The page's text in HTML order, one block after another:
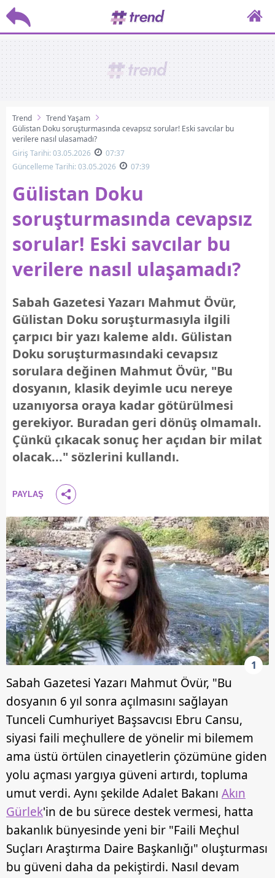
Trend
Trend Yaşam
Gülistan Doku soruşturmasında cevapsız sorular! Eski savcılar bu
verilere nasıl ulaşamadı?
Giriş Tarihi: 03.05.2026
07:37
Güncelleme Tarihi: 03.05.2026
07:39
Gülistan Doku
soruşturmasında cevapsız
sorular! Eski savcılar bu
verilere nasıl ulaşamadı?
Sabah Gazetesi Yazarı Mahmut Övür,
Gülistan Doku soruşturmasıyla ilgili
çarpıcı bir yazı kaleme aldı. Gülistan
Doku soruşturmasındaki cevapsız
sorulara değinen Mahmut Övür, "Bu
dosyanın, klasik deyimle ucu nereye
uzanıyorsa oraya kadar götürülmesi
gerekiyor. Buradan geri dönüş olmamalı.
Çünkü çıkacak sonuç her açıdan bir milat
olacak..." sözlerini kullandı.
PAYLAŞ
1
Sabah Gazetesi Yazarı Mahmut Övür, "Bu
dosyanın 6 yıl sonra açılmasını sağlayan
Tunceli Cumhuriyet Başsavcısı Ebru Cansu,
siyasi faili meçhullere de yönelir mi bilemem
ama üstü örtülen cinayetlerin çözümüne giden
yolu açması yargıya güveni artırdı, topluma
umut verdi. Aynı şekilde Adalet Bakanı Akın
Gürlek'in de bu sürece destek vermesi, hatta
bakanlık bünyesinde yeni bir "Faili Meçhul
Suçları Araştırma Daire Başkanlığı" oluşturması
bu güveni daha da pekiştirdi. Nasıl devam